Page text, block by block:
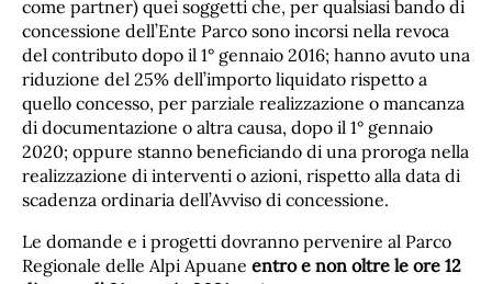
come partner) quei soggetti che, per qualsiasi bando di
concessione dell’Ente Parco sono incorsi nella revoca
del contributo dopo il 1° gennaio 2016; hanno avuto una
riduzione del 25% dell’importo liquidato rispetto a
quello concesso, per parziale realizzazione o mancanza
di documentazione o altra causa, dopo il 1° gennaio
2020; oppure stanno beneficiando di una proroga nella
realizzazione di interventi o azioni, rispetto alla data di
scadenza ordinaria dell’Avviso di concessione.
Le domande e i progetti dovranno pervenire al Parco
Regionale delle Alpi Apuane entro e non oltre le ore 12